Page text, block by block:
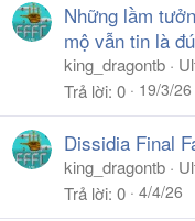
Những lầm
mộ vẫn tin là
king_dragontb
Trả lời 0 19/3/26
Dissidia Final
king_dragontb
Trả lời 0 4/4/26